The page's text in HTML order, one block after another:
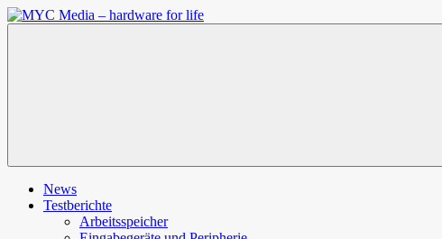
Zum
Inhalt
News
Testberichte
Arbeitsspeicher